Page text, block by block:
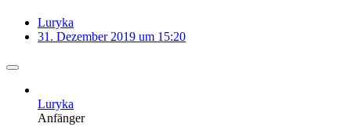
Luryka
31. Dezember 2019 um 15:20
Luryka
Anfänger